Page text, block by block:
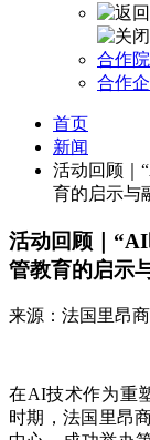
合作
合作
首页
新闻
活动回顾｜
育的启示与
活动回顾｜
管教育的启示
来源：法国里昂
在AI技术作为重
时期，法国里昂